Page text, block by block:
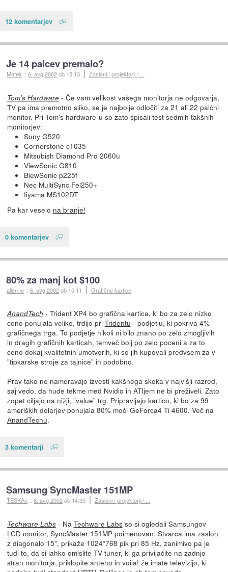
12 komentarjev
Je 14 palcev premalo?
Matek ::6. avg 2002ob 15:13 Zasloni / projektorji / ...
Tom's Hardware- Če vam velikost vašega monitorja ne odgovarja,
TV pa ima premotno sliko, se je najbolje odločiti za 21 ali 22 palčni
monitor. Pri Tom's hardware-u so zato spisali test sedmih takšnih
monitorjev:
Sony G520
Cornerstone c1035
Mitsubish Diamond Pro 2060u
ViewSonic G810
BiewSonic p225f
Nec MultiSync Fel250+
Iiyama MS102DT
Pa kar veselo na branje!
0 komentarjev
80% za manj kot $100
alien-w ::6. avg 2002ob 15:11 Grafične kartice
AnandTech - Trident XP4 bo grafična kartica, ki bo za zelo nizko
ceno ponujala veliko, trdijo pri Tridentu - podjetju, ki pokriva 4%
grafičnega trga. To podjetje nikoli ni bilo znano po zelo zmogljivih
in dragih grafičnih karticah, temveč bolj po zelo poceni a za to
ceno dokaj kvalitetnih umotvorih, ki so jih kupovali predvsem za v
"tipkarske stroje za tajnice" in podobno.
Prav tako ne nameravajo izvesti kakšnega skoka v najvišji razred,
saj vedo, da hude tekme med Nvidio in ATIjem ne bi preživeli. Zato
zopet ciljajo na nižji, "value" trg. Pripravljajo kartico, ki bo za 99
ameriških dolarjev ponujala 80% moči GeForca4 Ti 4600. Več na
AnandTechu.
3 komentarji
Samsung SyncMaster 151MP
TESKAn ::6. avg 2002ob 14:35 Zasloni / projektorji / ...
Techware Labs- Na Techware Labsso si ogledali Samsungov
LCD monitor, SyncMaster 151MP poimenovan. Stvarca ima zaslon
z diagonalo 15", prikaže 1024*768 pik pri 85 Hz, zanimivo pa je
tudi to, da si lahko omislite TV tuner, ki ga privijačite na zadnjo
stran monitorja, priklopite anteno in voila! že imate televizijo, ki